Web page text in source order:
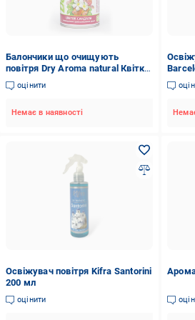
Балончики що очищують
повітря Dry Aroma natural Квітка
сандала (23492686)
оцінити
Немає в наявності
Освіжувач повітря Kifra Santorini
200 мл
оцінити